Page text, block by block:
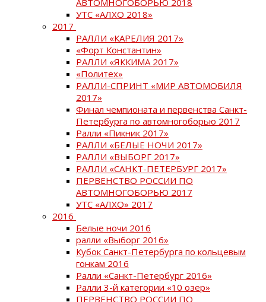
УТС «АЛХО 2018»
2017
РАЛЛИ «КАРЕЛИЯ 2017»
«Форт Константин»
РАЛЛИ «ЯККИМА 2017»
«Политех»
РАЛЛИ-СПРИНТ «МИР АВТОМОБИЛЯ
2017»
Финал чемпионата и первенства Санкт-
Петербурга по автомногоборью 2017
Ралли «Пикник 2017»
РАЛЛИ «БЕЛЫЕ НОЧИ 2017»
РАЛЛИ «ВЫБОРГ 2017»
РАЛЛИ «САНКТ-ПЕТЕРБУРГ 2017»
ПЕРВЕНСТВО РОССИИ ПО
АВТОМНОГОБОРЬЮ 2017
УТС «АЛХО» 2017
2016
Белые ночи 2016
ралли «Выборг 2016»
Кубок Санкт-Петербурга по кольцевым
гонкам 2016
Ралли «Санкт-Петербург 2016»
Ралли 3-й категории «10 озер»
ПЕРВЕНСТВО РОССИИ ПО